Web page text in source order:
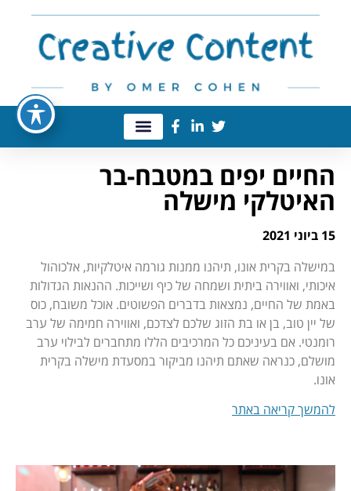
החיים יפים במטבח-בר
האיטלקי מישלה
15 ביוני 2021
במישלה בקרית אונו, תיהנו ממנות גורמה איטלקיות, אלכוהול
איכותי, ואווירה ביתית ושמחה של כיף ושייכות. ההנאות הגדולות
באמת של החיים, נמצאות בדברים הפשוטים. אוכל משובח, כוס
של יין טוב, בן או בת הזוג שלכם לצדכם, ואווירה חמימה של ערב
רומנטי. אם בעיניכם כל המרכיבים הללו מתחברים לבילוי ערב
מושלם, כנראה שאתם תיהנו מביקור במסעדת מישלה בקרית
אונו.
להמשך קריאה באתר